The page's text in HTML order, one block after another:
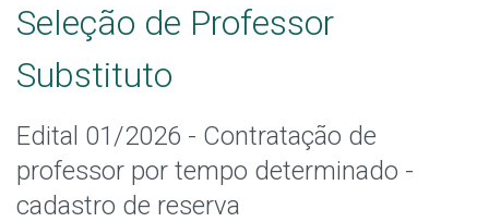
Seleção de Professor
Substituto
Edital 01/2026 - Contratação de
professor por tempo determinado -
cadastro de reserva